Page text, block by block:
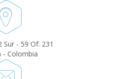
Sur - 59 Of. 231
- Colombia